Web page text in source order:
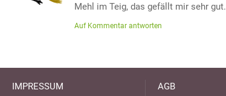
Mehl im Teig, das gefällt mir sehr gut.
Auf Kommentar antworten
IMPRESSUM
AGB